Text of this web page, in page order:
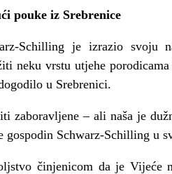
pouke iz Srebrenice
Schilling je izrazio svoju
neku vrstu utjehe
u Srebrenici.
zaboravljene – ali naša je
gospodin Schwarz-Schilling u
činjenicom da je